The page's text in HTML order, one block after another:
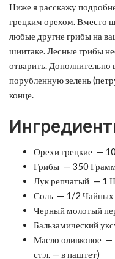
Ниже я расскажу
грецким орехом. Вместо
любые другие грибы на
шиитаке. Лесные грибы
отварить.
порубленную зелень
конце.
Орехи грецкие —
Грибы — 350
Лук репчатый — 1
Соль — 1/2 Чайных
Черный молотый
Бальзамический
Масло оливковое —
ст.л. — в паштет)